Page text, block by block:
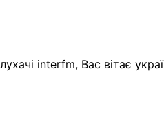
interfm, Вас вітає